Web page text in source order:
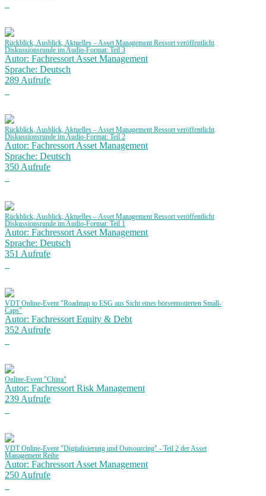
Rückblick, Ausblick, Aktuelles – Asset Management Ressort veröffentlicht
Diskussionsrunde im Audio-Format: Teil 3
Autor: Fachressort Asset Management
Sprache: Deutsch
289 Aufrufe
Rückblick, Ausblick, Aktuelles – Asset Management Ressort veröffentlicht
Diskussionsrunde im Audio-Format: Teil 2
Autor: Fachressort Asset Management
Sprache: Deutsch
350 Aufrufe
Rückblick, Ausblick, Aktuelles – Asset Management Ressort veröffentlicht
Diskussionsrunde im Audio-Format: Teil 1
Autor: Fachressort Asset Management
Sprache: Deutsch
351 Aufrufe
VDT Online-Event "Roadmap to ESG aus Sicht eines börsennotierten Small-
Caps"
Autor: Fachressort Equity & Debt
352 Aufrufe
Online-Event "China"
Autor: Fachressort Risk Management
239 Aufrufe
VDT Online-Event "Digitalisierung und Outsourcing" - Teil 2 der Asset
Management Reihe
Autor: Fachressort Asset Management
250 Aufrufe